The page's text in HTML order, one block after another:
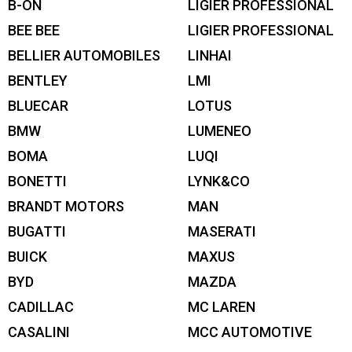
B-ON
BEE BEE
BELLIER AUTOMOBILES
BENTLEY
BLUECAR
BMW
BOMA
BONETTI
BRANDT MOTORS
BUGATTI
BUICK
BYD
CADILLAC
CASALINI
LIGIER PROFESSIONAL
LIGIER PROFESSIONAL
LINHAI
LMI
LOTUS
LUMENEO
LUQI
LYNK&CO
MAN
MASERATI
MAXUS
MAZDA
MC LAREN
MCC AUTOMOTIVE